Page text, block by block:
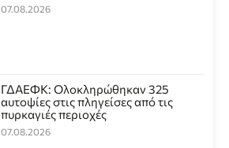
07.08.2026
ΓΔΑΕΦΚ: Ολοκληρώθηκαν 325
αυτοψίες στις πληγείσες από τις
πυρκαγιές περιοχές
07.08.2026